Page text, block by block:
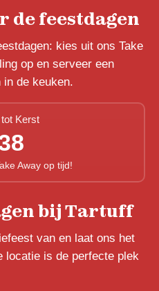
de feestdagen
kies uit ons Take
op en serveer een
de keuken.
Kerst
Away op tijd!
bij Tartuff
van en laat ons het
locatie is de perfecte plek